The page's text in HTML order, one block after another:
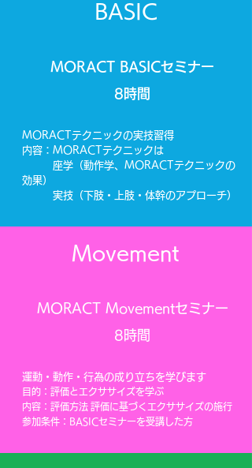
BASIC
MORACT BASICセミナー
8時間
MORACTテクニックの実技習得
内容：MORACTテクニックは​
​ 座学（動作学、MORACTテクニックの
効果）
​ 実技（下肢・上肢・体幹のアプローチ）
Movement
​MORACT Movementセミナー
8時間
​運動・動作・行為の成り立ちを学びます
目的：評価とエクササイズを学ぶ
内容：評価方法 評価に基づくエクササイズの施行
参加条件：BASICセミナーを受講した方